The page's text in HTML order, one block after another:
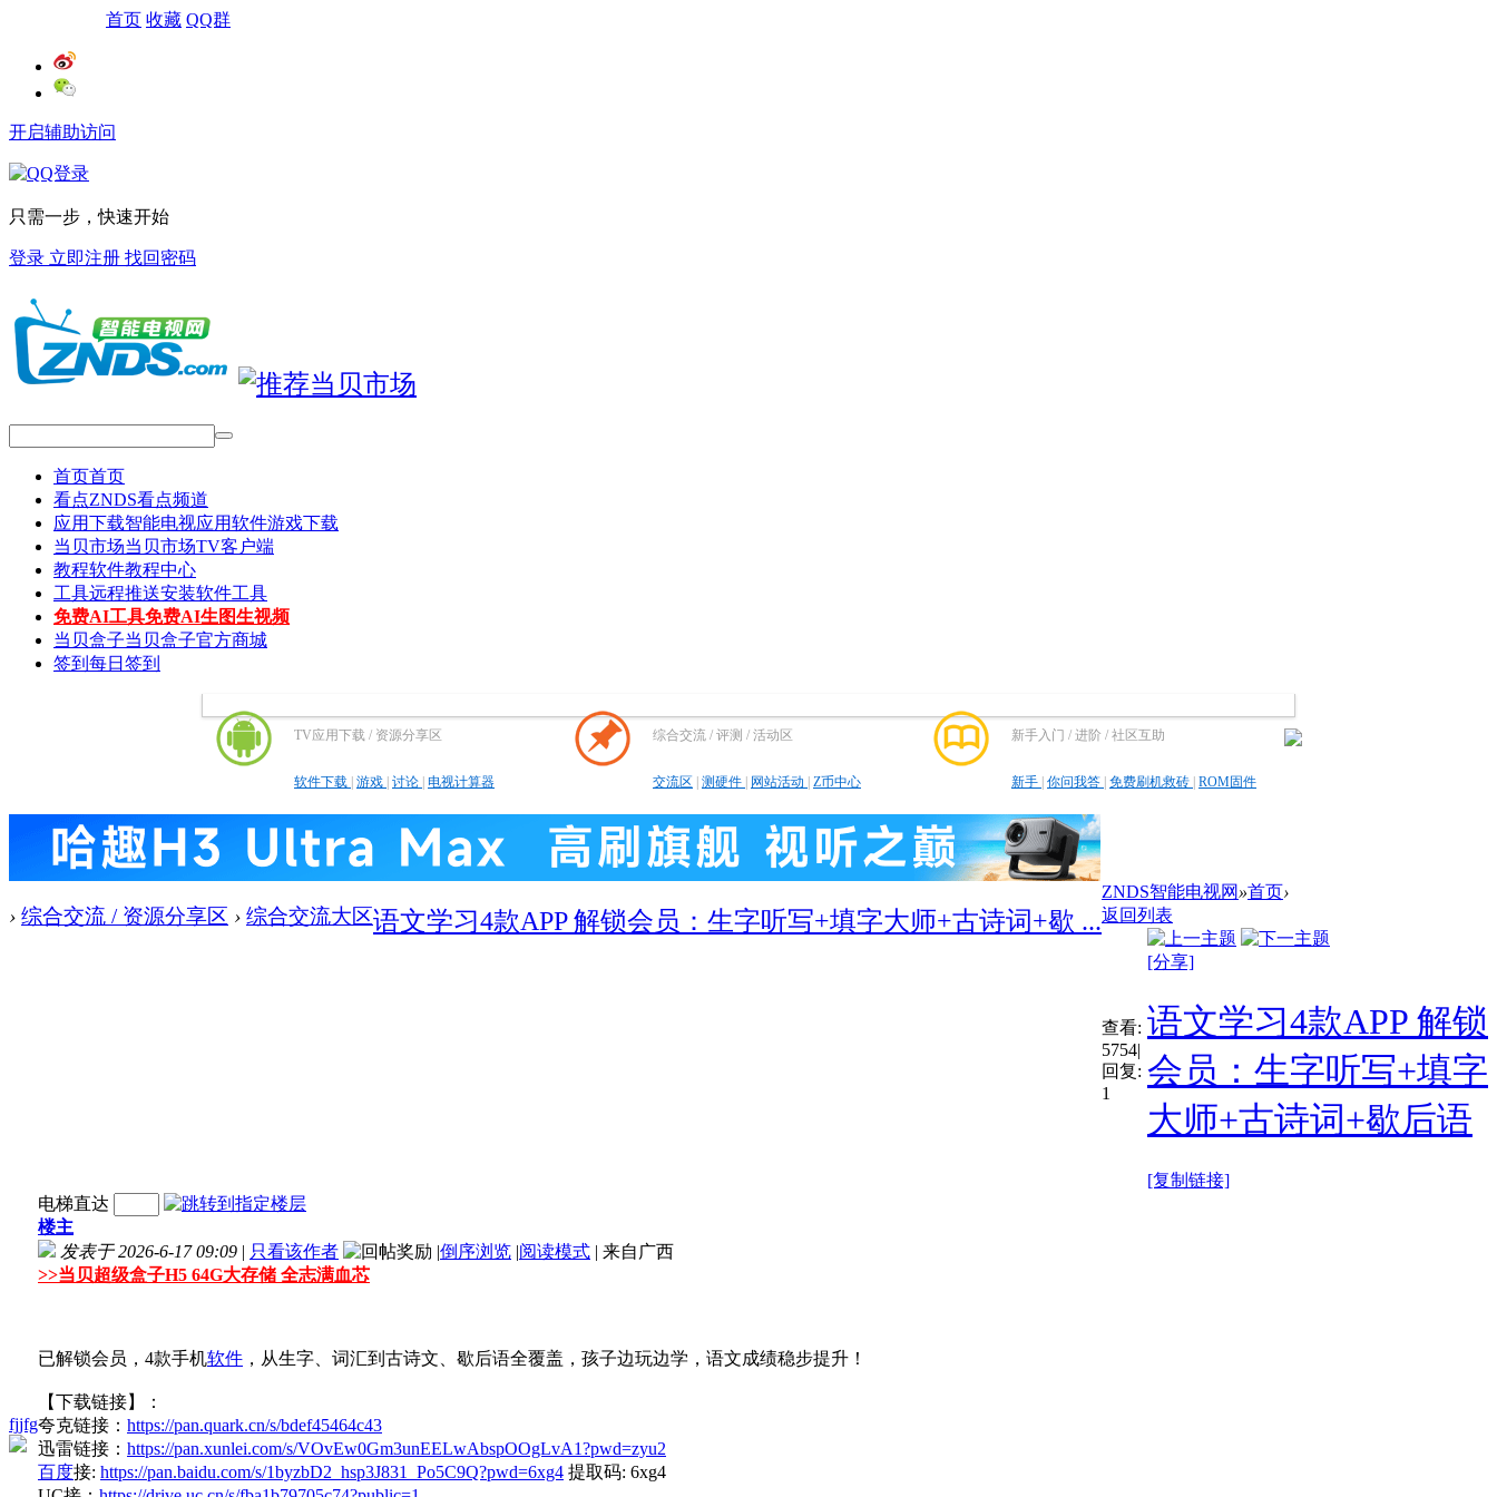
首页 收藏 QQ群
开启辅助访问
只需一步，快速开始
登录 立即注册 找回密码
首页首页
看点ZNDS看点频道
应用下载智能电视应用软件游戏下载
当贝市场当贝市场TV客户端
教程软件教程中心
工具远程推送安装软件工具
免费AI工具免费AI生图生视频
当贝盒子当贝盒子官方商城
签到 每日签到
TV应用下载 / 资源分享区
软件下载 | 游戏 | 讨论 | 电视计算器
综合交流 / 评测 / 活动区
交流区 | 测硬件 | 网站活动 | Z币中心
新手入门 / 进阶 / 社区互助
新手 | 你问我答 | 免费刷机救砖 | ROM固件
ZNDS智能电视网 »首页
› 综合交流 / 资源分享区 › 综合交流大区
›
语文学习4款APP 解锁会员：生字听写+填字大师+古诗词+歇 ...返回列表
查看:
5754|
回复:
1
[分享]
语文学习4款APP 解锁
会员：生字听写+填字
大师+古诗词+歇后语
[复制链接]
fjjfg
电梯直达
楼主
发表于 2026-6-17 09:09 | 只看该作者 |倒序浏览 |阅读模式 | 来自广西
>>当贝超级盒子H5 64G大存储 全志满血芯
已解锁会员，4款手机软件 ，从生字、词汇到古诗文、歇后语全覆盖，孩子边玩边学，语文成绩稳步提升！
【下载链接】：
夸克链接： https://pan.quark.cn/s/bdef45464c43
迅雷链接： https://pan.xunlei.com/s/VOvEw0Gm3unEELwAbspOOgLvA1?pwd=zyu2
百度接: https://pan.baidu.com/s/1byzbD2_hsp3J831_Po5C9Q?pwd=6xg4 提取码: 6xg4